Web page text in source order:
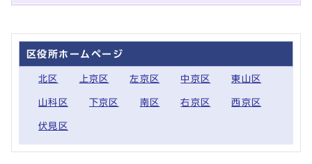
区役所ホームページ
北区 上京区 左京区 中京区 東山区
山科区 下京区 南区 右京区 西京区
伏見区